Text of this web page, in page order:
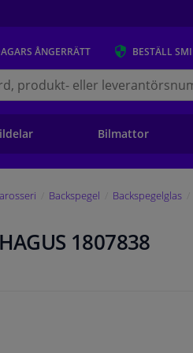
ÅNGERRÄTT BESTÄLL
Bilmattor
Backspegel Backspegelglas
1807838